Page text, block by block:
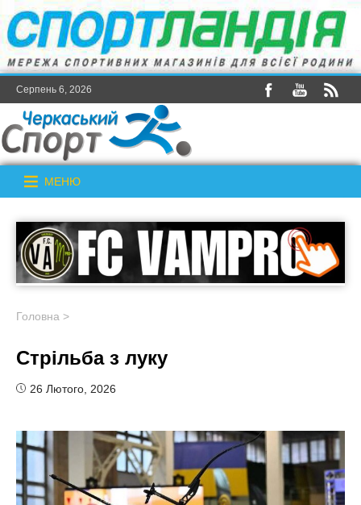
Серпень 6, 2026
МЕНЮ
Головна >
Стрільба з луку
26 Лютого, 2026